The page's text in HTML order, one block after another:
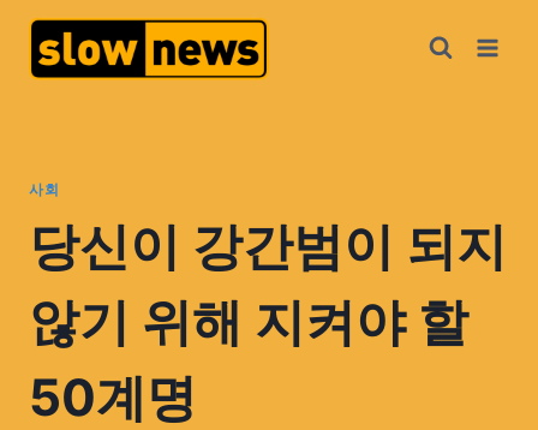
사회
당신이 강간범이 되지
않기 위해 지켜야 할
50계명